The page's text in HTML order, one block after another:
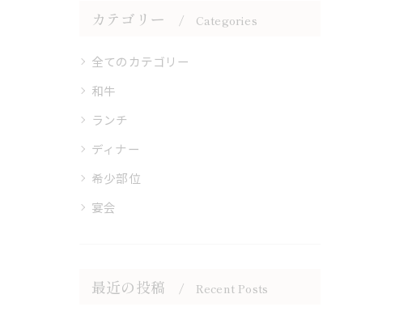
カテゴリー Categories
全てのカテゴリー
和牛
ランチ
ディナー
希少部位
宴会
最近の投稿 Recent Posts